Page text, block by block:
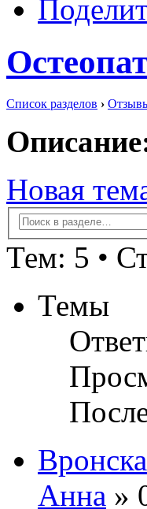
Список разделов ›
Новая
Тем: 5 •
Темы
Анна »